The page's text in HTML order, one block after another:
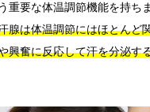
重要な体温調節機能を持ち
腺は体温調節にはほとんど
興奮に反応して汗を分泌す